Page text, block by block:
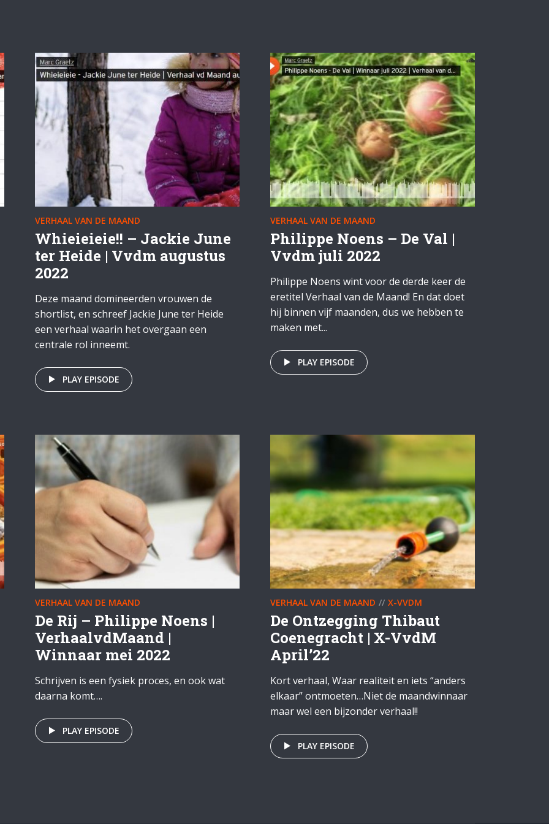
VERHAAL VAN DE MAAND
Whieieieie!! – Jackie June
ter Heide | Vvdm augustus
2022
Deze maand domineerden vrouwen de
shortlist, en schreef Jackie June ter Heide
een verhaal waarin het overgaan een
centrale rol inneemt.
PLAY EPISODE
VERHAAL VAN DE MAAND
Philippe Noens – De Val |
Vvdm juli 2022
Philippe Noens wint voor de derde keer de
eretitel Verhaal van de Maand! En dat doet
hij binnen vijf maanden, dus we hebben te
maken met...
PLAY EPISODE
VERHAAL VAN DE MAAND
De Rij – Philippe Noens |
VerhaalvdMaand |
Winnaar mei 2022
Schrijven is een fysiek proces, en ook wat
daarna komt….
PLAY EPISODE
VERHAAL VAN DE MAAND X-VVDM
De Ontzegging Thibaut
Coenegracht | X-VvdM
April’22
Kort verhaal, Waar realiteit en iets “anders
elkaar” ontmoeten…Niet de maandwinnaar
maar wel een bijzonder verhaal!!
PLAY EPISODE